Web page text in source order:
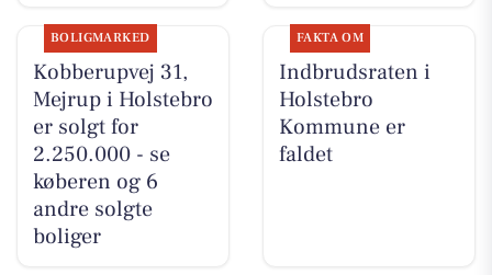
BOLIGMARKED
Kobberupvej 31,
Mejrup i Holstebro
er solgt for
2.250.000 - se
køberen og 6
andre solgte
boliger
FAKTA OM
Indbrudsraten i
Holstebro
Kommune er
faldet